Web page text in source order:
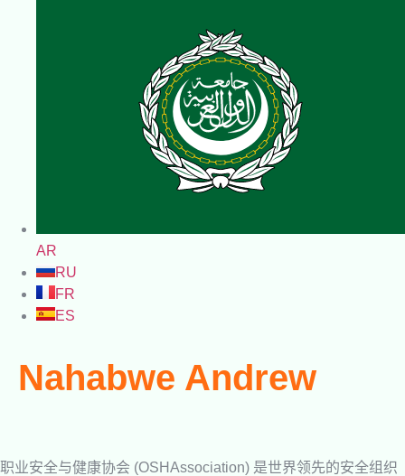
AR
RU
FR
ES
Nahabwe Andrew
职业安全与健康协会 (OSHAssociation) 是世界领先的安全组织